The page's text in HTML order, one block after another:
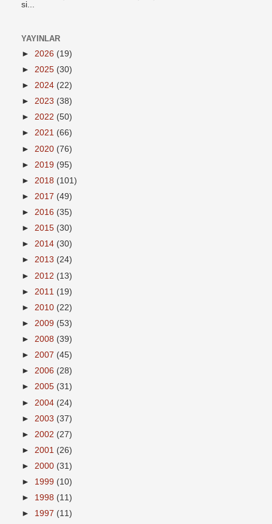
si...
YAYINLAR
► 2026 (19)
► 2025 (30)
► 2024 (22)
► 2023 (38)
► 2022 (50)
► 2021 (66)
► 2020 (76)
► 2019 (95)
► 2018 (101)
► 2017 (49)
► 2016 (35)
► 2015 (30)
► 2014 (30)
► 2013 (24)
► 2012 (13)
► 2011 (19)
► 2010 (22)
► 2009 (53)
► 2008 (39)
► 2007 (45)
► 2006 (28)
► 2005 (31)
► 2004 (24)
► 2003 (37)
► 2002 (27)
► 2001 (26)
► 2000 (31)
► 1999 (10)
► 1998 (11)
► 1997 (11)